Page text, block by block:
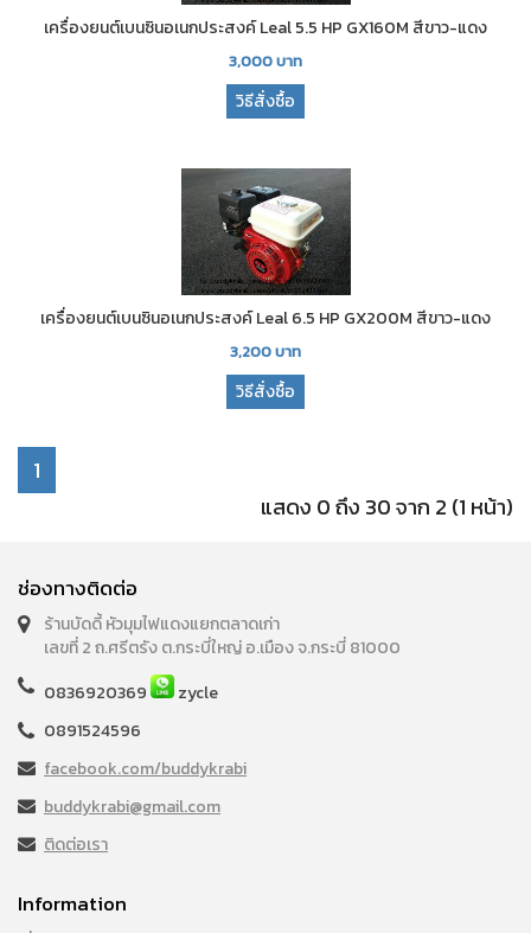
เครื่องยนต์เบนซินอเนกประสงค์ Leal 5.5 HP GX160M สีขาว-แดง
3,000บาท
วิธีสั่งซื้อ
เครื่องยนต์เบนซินอเนกประสงค์ Leal 6.5 HP GX200M สีขาว-แดง
3,200บาท
วิธีสั่งซื้อ
1
แสดง 0 ถึง 30 จาก 2 (1 หน้า)
ช่องทางติดต่อ
ร้านบัดดี้ หัวมุมไฟแดงแยกตลาดเก่า
เลขที่ 2 ถ.ศรีตรัง ต.กระบี่ใหญ่ อ.เมือง จ.กระบี่ 81000
0836920369
zycle
0891524596
facebook.com/buddykrabi
buddykrabi@gmail.com
ติดต่อเรา
Information